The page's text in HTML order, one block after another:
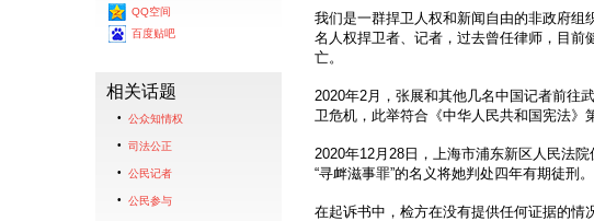
QQ空间
百度贴吧
相关话题
公众知情权
司法公正
公民记者
公民参与
我们是一群捍卫人权和新闻自由的非政府
名人权捍卫者、记者，过去曾任律师，目
亡。
2020年2月，张展和其他几名中国记者前往
卫危机，此举符合《中华人民共和国宪法》
2020年12月28日，上海市浦东新区人民法
“寻衅滋事罪”的名义将她判处四年有期徒刑。
在起诉书中，检方在没有提供任何证据的情